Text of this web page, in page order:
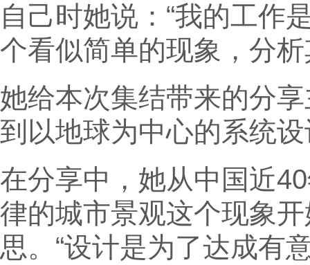
自己时她说：“我的工作
个看似简单的现象，分
她给本次集结带来的分
到以地球为中心的系统
在分享中，她从中国近
律的城市景观这个现象
思。“设计是为了达成有